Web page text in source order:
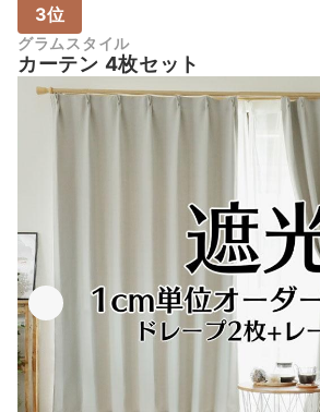
3位
グラムスタイル
カーテン 4枚セット